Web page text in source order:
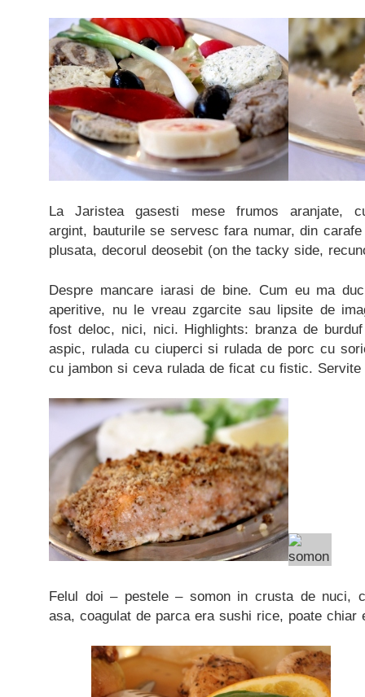
La Jaristea gasesti mese frumos aranjate,
argint, bauturile se servesc fara numar, din
plusata, decorul deosebit (on the tacky side,
Despre mancare iarasi de bine. Cum eu ma
aperitive, nu le vreau zgarcite sau lipsite de
fost deloc, nici, nici. Highlights: branza de
aspic, rulada cu ciuperci si rulada de porc cu
cu jambon si ceva rulada de ficat cu fistic.
Felul doi – pestele – somon in crusta de nuci,
asa, coagulat de parca era sushi rice, poate chiar